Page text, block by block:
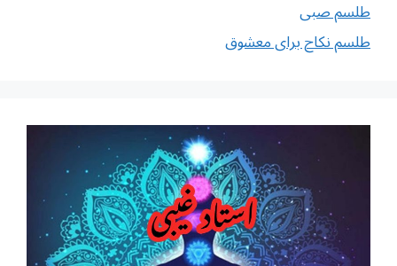
طلسم صبی
طلسم نکاح برای معشوق